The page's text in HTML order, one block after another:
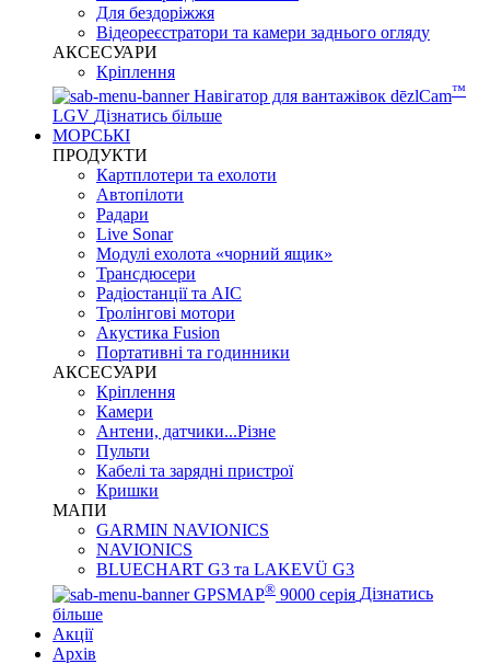
Для бездоріжжя
Відеореєстратори та камери заднього огляду
АКСЕСУАРИ
Кріплення
Навігатор для вантажівок dēzlCam™
LGV Дізнатись більше
МОРСЬКІ
ПРОДУКТИ
Картплотери та ехолоти
Автопілоти
Радари
Live Sonar
Модулі ехолота «чорний ящик»
Трансдюсери
Радіостанції та АІС
Тролінгові мотори
Акустика Fusion
Портативні та годинники
АКСЕСУАРИ
Кріплення
Камери
Антени, датчики...Різне
Пульти
Кабелі та зарядні пристрої
Кришки
МАПИ
GARMIN NAVIONICS
NAVIONICS
BLUECHART G3 та LAKEVÜ G3
GPSMAP® 9000 серія Дізнатись
більше
Акції
Архів